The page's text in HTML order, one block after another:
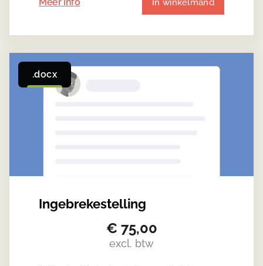
Meer info In winkelmand
.docx
Ingebrekestelling
€ 75,00
excl. btw